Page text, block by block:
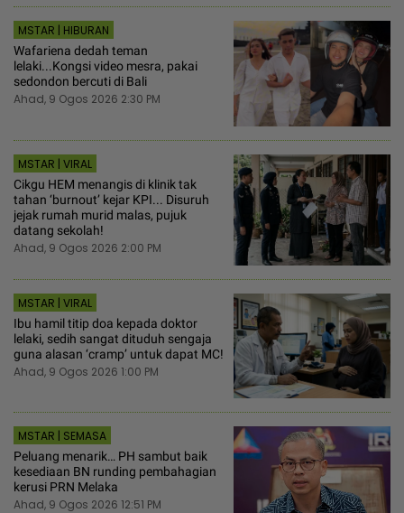
MSTAR | HIBURAN
Wafariena dedah teman
lelaki...Kongsi video mesra, pakai
sedondon bercuti di Bali
Ahad, 9 Ogos 2026 2:30 PM
MSTAR | VIRAL
Cikgu HEM menangis di klinik tak
tahan ‘burnout’ kejar KPI... Disuruh
jejak rumah murid malas, pujuk
datang sekolah!
Ahad, 9 Ogos 2026 2:00 PM
MSTAR | VIRAL
Ibu hamil titip doa kepada doktor
lelaki, sedih sangat dituduh sengaja
guna alasan ‘cramp’ untuk dapat MC!
Ahad, 9 Ogos 2026 1:00 PM
MSTAR | SEMASA
Peluang menarik… PH sambut baik
kesediaan BN runding pembahagian
kerusi PRN Melaka
Ahad, 9 Ogos 2026 12:51 PM